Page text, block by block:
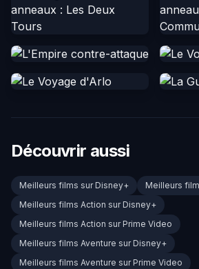
Découvrir aussi
Meilleurs films sur Disney+
Meilleurs
Meilleurs films Action sur Disney+
Meilleurs films Action sur Prime Video
Meilleurs films Aventure sur Disney+
Meilleurs films Aventure sur Prime Video